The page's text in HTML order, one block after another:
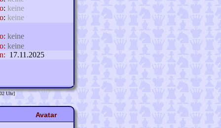
: keine
: keine
keine
keine
17.11.2025
Uhr]
Avatar